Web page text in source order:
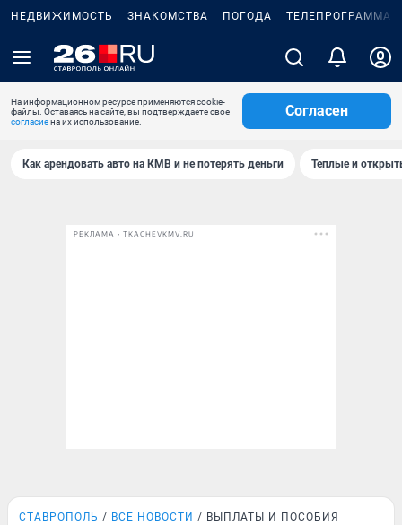
НЕДВИЖИМОСТЬ ЗНАКОМСТВА ПОГОДА ТЕЛЕПРОГРАММА
На информационном ресурсе применяются cookie-
файлы. Оставаясь на сайте, вы подтверждаете свое
согласиена их использование.
Согласен
Как арендовать авто на КМВ и не потерять деньги Теплые и
РЕКЛАМА • TKACHEVKMV.RU
СТАВРОПОЛЬ ВСЕ НОВОСТИ ВЫПЛАТЫ И ПОСОБИЯ